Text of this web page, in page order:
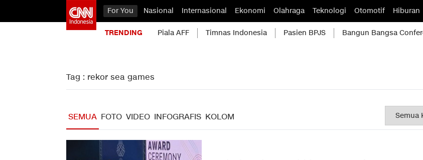
For You Nasional Internasional Ekonomi Olahraga Teknologi Otomotif Hiburan
TRENDING Piala AFF Timnas Indonesia Pasien BPJS Bangun Bangsa
Tag : rekor sea games
SEMUA FOTO VIDEO INFOGRAFIS KOLOM